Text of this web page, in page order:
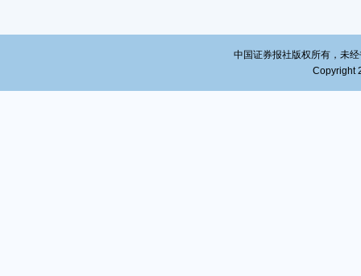
中国证券报社版权所有，未
Copyright